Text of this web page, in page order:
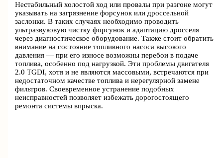
Нестабильный холостой ход или провалы при разгоне могут
указывать на загрязнение форсунок или дроссельной
заслонки. В таких случаях необходимо проводить
ультразвуковую чистку форсунок и адаптацию дросселя
через диагностическое оборудование. Также стоит обратить
внимание на состояние топливного насоса высокого
давления — при его износе возможны перебои в подаче
топлива, особенно под нагрузкой. Эти проблемы двигателя
2.0 TGDI, хотя и не являются массовыми, встречаются при
недостаточном качестве топлива и нерегулярной замене
фильтров. Своевременное устранение подобных
неисправностей позволяет избежать дорогостоящего
ремонта системы впрыска.